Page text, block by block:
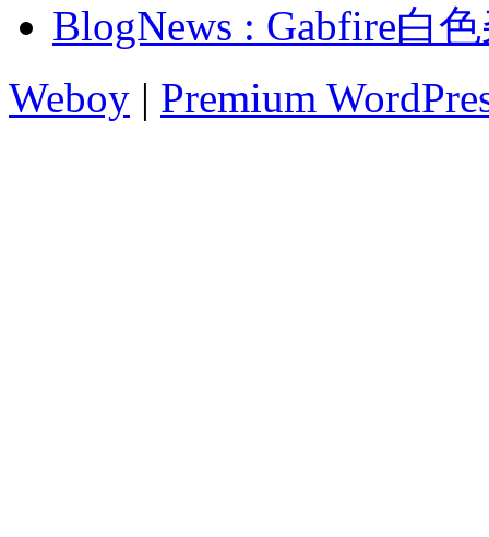
BlogNews : Gabfire白
Weboy | Premium